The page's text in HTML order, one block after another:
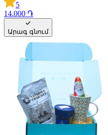
5
14.000 ֏
Արագ գնում